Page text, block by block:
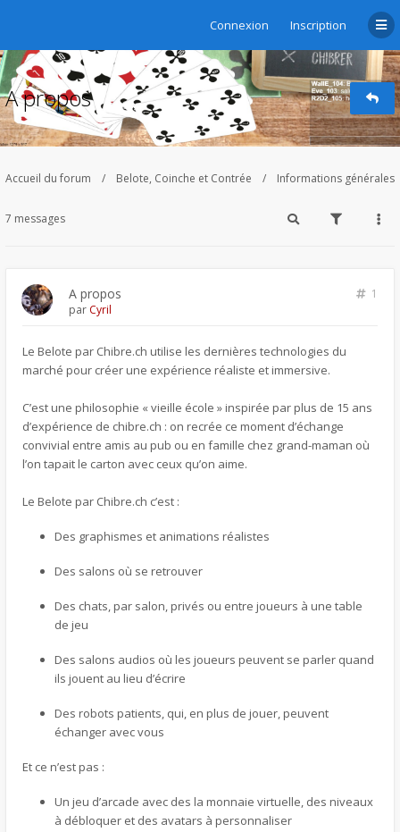
Connexion Inscription
A propos
Accueil du forum Belote, Coinche et Contrée Informations générales
7 messages
A propos
1
par Cyril
Le Belote par Chibre.ch utilise les dernières technologies du
marché pour créer une expérience réaliste et immersive.
C’est une philosophie « vieille école » inspirée par plus de 15 ans
d’expérience de chibre.ch : on recrée ce moment d’échange
convivial entre amis au pub ou en famille chez grand-maman où
l’on tapait le carton avec ceux qu’on aime.
Le Belote par Chibre.ch c’est :
Des graphismes et animations réalistes
Des salons où se retrouver
Des chats, par salon, privés ou entre joueurs à une table
de jeu
Des salons audios où les joueurs peuvent se parler quand
ils jouent au lieu d’écrire
Des robots patients, qui, en plus de jouer, peuvent
échanger avec vous
Et ce n’est pas :
Un jeu d’arcade avec des la monnaie virtuelle, des niveaux
à débloquer et des avatars à personnaliser